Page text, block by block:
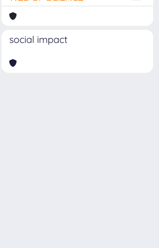
social impact